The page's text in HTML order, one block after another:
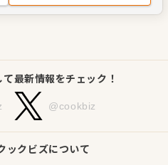
栄
最新情報をチェック！
@cookbiz
ックビズについて